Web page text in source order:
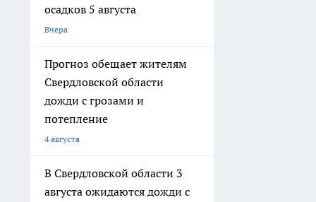
осадков 5 августа
Вчера
Прогноз обещает жителям
Свердловской области
дожди с грозами и
потепление
4 августа
В Свердловской области 3
августа ожидаются дожди с